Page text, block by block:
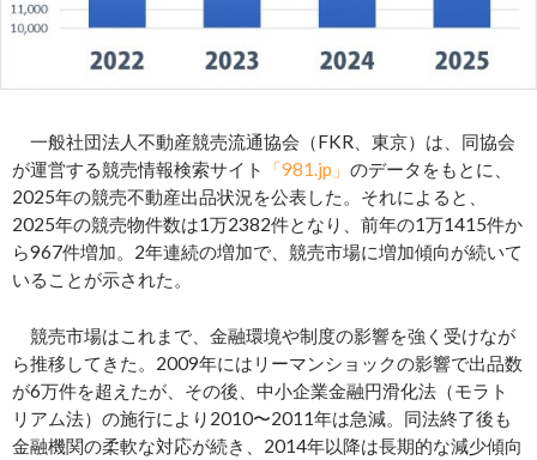
一般社団法人不動産競売流通協会（FKR、東京）は、同協会
が運営する競売情報検索サイト
「981.jp」 のデータをもとに、
2025年の競売不動産出品状況を公表した。それによると、
2025年の競売物件数は1万2382件となり、前年の1万1415件か
ら967件増加。2年連続の増加で、競売市場に増加傾向が続いて
いることが示された。
競売市場はこれまで、金融環境や制度の影響を強く受けなが
ら推移してきた。2009年にはリーマンショックの影響で出品数
が6万件を超えたが、その後、中小企業金融円滑化法（モラト
リアム法）の施行により2010〜2011年は急減。同法終了後も
金融機関の柔軟な対応が続き、2014年以降は長期的な減少傾向